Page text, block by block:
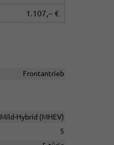
1.107,– €
Frontantrieb
Mild-Hybrid (MHEV)
5